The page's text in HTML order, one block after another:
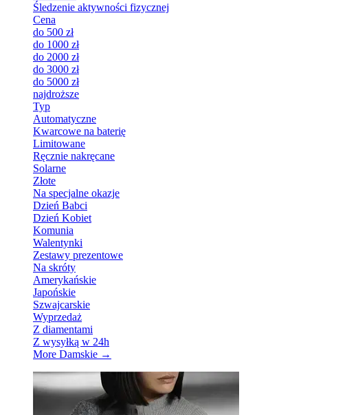
Śledzenie aktywności fizycznej
Cena
do 500 zł
do 1000 zł
do 2000 zł
do 3000 zł
do 5000 zł
najdroższe
Typ
Automatyczne
Kwarcowe na baterię
Limitowane
Ręcznie nakręcane
Solarne
Złote
Na specjalne okazje
Dzień Babci
Dzień Kobiet
Komunia
Walentynki
Zestawy prezentowe
Na skróty
Amerykańskie
Japońskie
Szwajcarskie
Wyprzedaż
Z diamentami
Z wysyłką w 24h
More Damskie →